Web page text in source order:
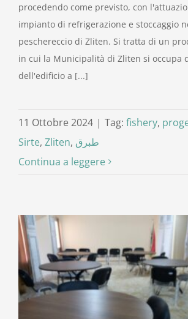
procedendo come previsto, con
impianto di refrigerazione e stoccaggio
peschereccio di Zliten. Si tratta di un
in cui la Municipalità di Zliten si occupa
dell'edificio a [...]
11 Ottobre 2024 | Tag: fishery,
Sirte, Zliten, طبرق
Continua a leggere